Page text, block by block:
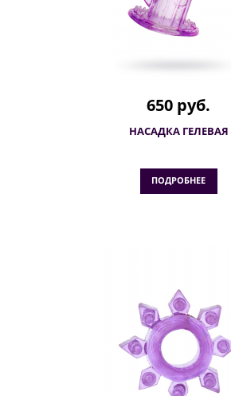
650 руб.
НАСАДКА ГЕЛЕВАЯ
ПОДРОБНЕЕ